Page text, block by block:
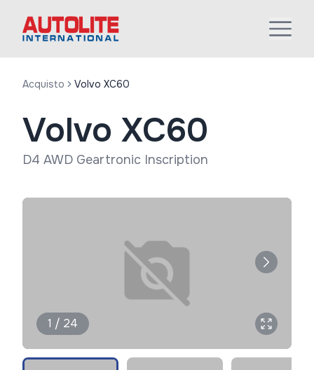
Acquisto Volvo XC60
Volvo XC60
D4 AWD Geartronic Inscription
1 / 24